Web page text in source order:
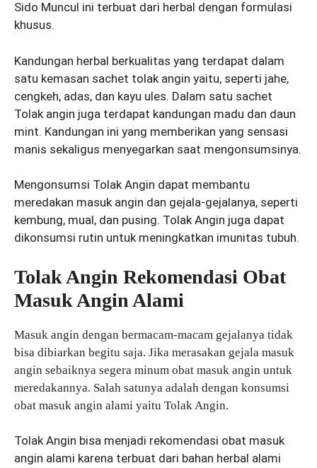
Sido Muncul ini terbuat dari herbal dengan formulasi
khusus.
Kandungan herbal berkualitas yang terdapat dalam
satu kemasan sachet tolak angin yaitu, seperti jahe,
cengkeh, adas, dan kayu ules. Dalam satu sachet
Tolak angin juga terdapat kandungan madu dan daun
mint. Kandungan ini yang memberikan yang sensasi
manis sekaligus menyegarkan saat mengonsumsinya.
Mengonsumsi Tolak Angin dapat membantu
meredakan masuk angin dan gejala-gejalanya, seperti
kembung, mual, dan pusing. Tolak Angin juga dapat
dikonsumsi rutin untuk meningkatkan imunitas tubuh.
Tolak Angin Rekomendasi Obat
Masuk Angin Alami
Masuk angin dengan bermacam-macam gejalanya tidak
bisa dibiarkan begitu saja. Jika merasakan gejala masuk
angin sebaiknya segera minum obat masuk angin untuk
meredakannya. Salah satunya adalah dengan konsumsi
obat masuk angin alami yaitu Tolak Angin.
Tolak Angin bisa menjadi rekomendasi obat masuk
angin alami karena terbuat dari bahan herbal alami